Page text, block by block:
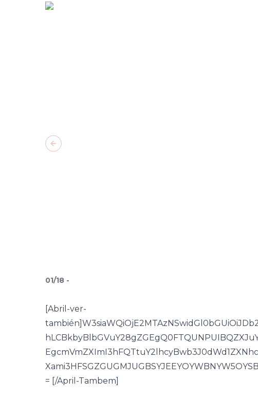
01/18 -
Previous slide
[Abril-ver-
= [/April-Tambem]